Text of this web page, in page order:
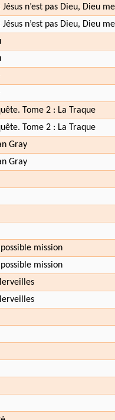
n’est pas Dieu, Dieu
n’est pas Dieu, Dieu
Tome 2 : La Traque
Tome 2 : La Traque
Gray
Gray
mission
mission